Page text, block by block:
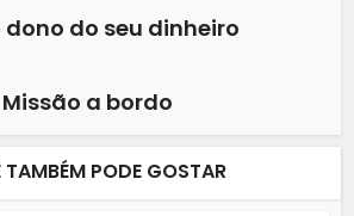
dono do seu dinheiro
Missão a bordo
PODE GOSTAR